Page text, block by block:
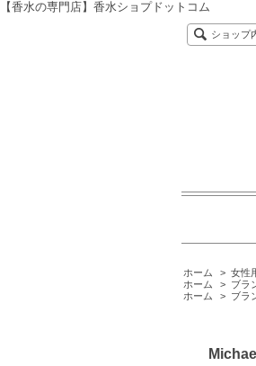
【香水の専門店】香水ショプドットコム
ショップ
ホーム > 女性
ホーム
> ブラ
ホーム
> ブラ